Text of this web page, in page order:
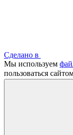
Сделано в
Мы используем
пользоваться